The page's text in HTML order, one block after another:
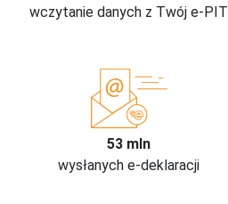
wczytanie danych z Twój e-PIT
53 mln
wysłanych e-deklaracji